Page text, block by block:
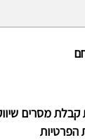
מסרים
הפרטיות